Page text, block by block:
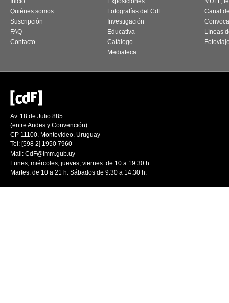
Quiénes somos
Suscripción
FAQ
Contacto
Fotografías del CdF
Investigación
Educativa
Catálogo
Mediateca
Canal
Líneas
Av. 18 de Julio 885
(entre Andes y Convención)
CP 11100. Montevideo. Uruguay
Tel: [598 2] 1950 7960
Mail: CdF@imm.gub.uy
Lunes, miércoles, jueves, viernes: de 10 a 19.30 h.
Martes: de 10 a 21 h. Sábados de 9.30 a 14.30 h.